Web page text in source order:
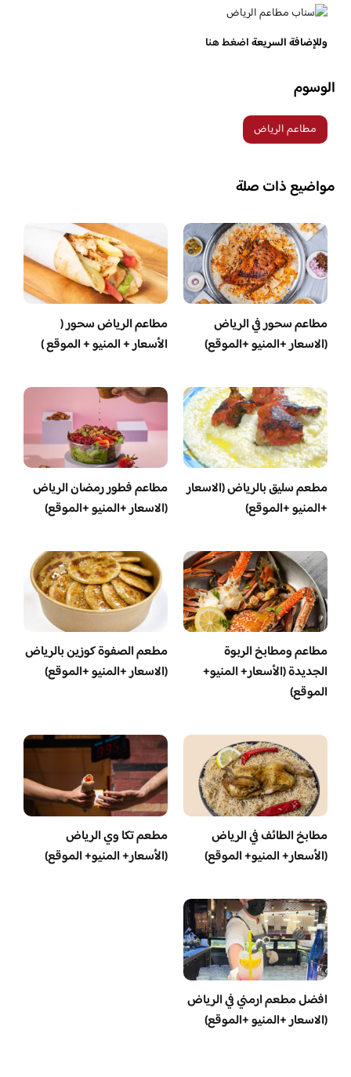
وللإضافة السريعةاضغط هنا
الوسوم
مطاعم الرياض
مواضيع ذات صلة
مطاعم سحور في الرياض
(الاسعار +المنيو +الموقع)
مطاعم الرياض سحور (
الأسعار + المنيو + الموقع )
مطعم سليق بالرياض (الاسعار
+المنيو +الموقع)
مطاعم فطور رمضان الرياض
(الاسعار +المنيو +الموقع)
مطاعم ومطابخ الربوة
الجديدة (الأسعار+ المنيو+
الموقع)
مطعم الصفوة كوزين بالرياض
(الاسعار +المنيو +الموقع)
مطابخ الطائف في الرياض
(الأسعار+ المنيو+ الموقع)
مطعم تكا وي الرياض
(الأسعار+ المنيو+ الموقع)
افضل مطعم ارمني في الرياض
(الاسعار +المنيو +الموقع)